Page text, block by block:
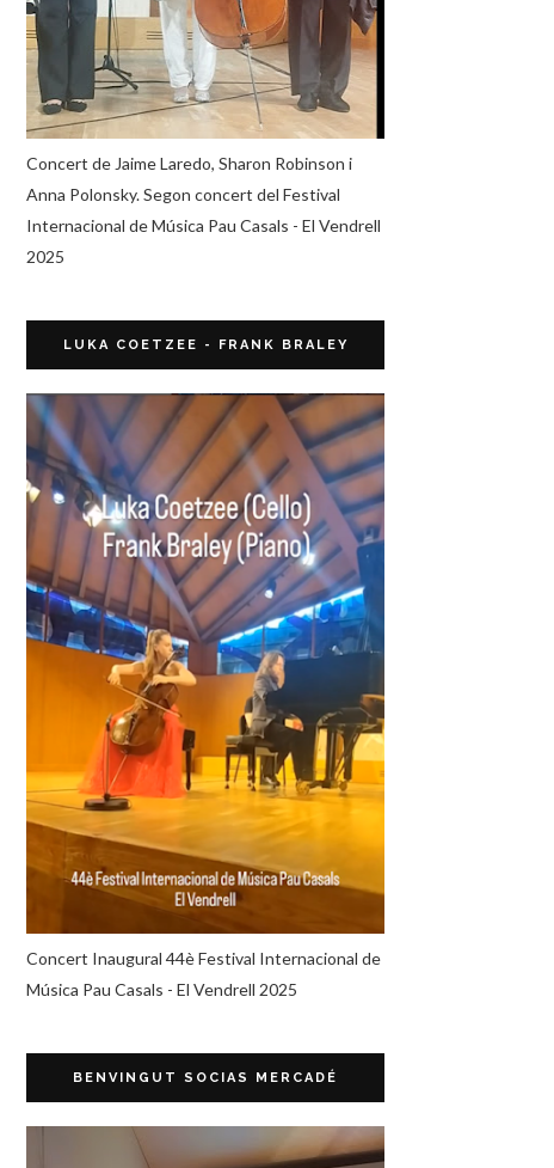
Concert de Jaime Laredo, Sharon Robinson i
Anna Polonsky. Segon concert del Festival
Internacional de Música Pau Casals - El Vendrell
2025
LUKA COETZEE - FRANK BRALEY
Concert Inaugural 44è Festival Internacional de
Música Pau Casals - El Vendrell 2025
BENVINGUT SOCIAS MERCADÉ